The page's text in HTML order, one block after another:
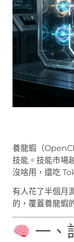
養龍蝦（
技能。技能市場
沒啥用，還吃
有人花了半個月
的，覆蓋養龍蝦
一、